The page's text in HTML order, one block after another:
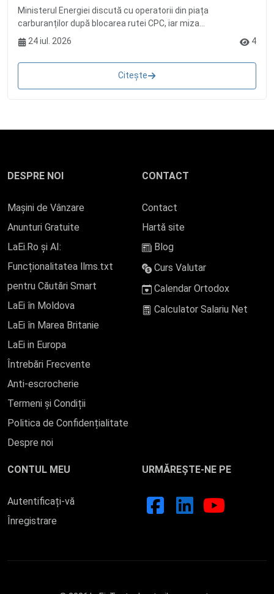
Ministerul Energiei discută cu operatorii din piața
carburanților după blocarea rutei CPC, iar miza...
24 iul. 2026
4
Citește
DESPRE NOI
Mașini de Vânzare
Anunturi Gratuite
LaEi.Ro și AI:
Funcționalitatea llms.txt
pentru Căutări Smart
LaEi în Moldova
LaEi în Marea Britanie
LaEi in Europa
Întrebări Frecvente
Anti-escrocherie
Termeni și Condiții
Politica de Confidențialitate
Despre noi
CONTACT
Contact
Hartă site
Blog
Curs Valutar
Calendar Ortodox
Calculator Salariu Net
CONTUL MEU
Autentificați-vă
Înregistrare
URMĂREȘTE-NE PE